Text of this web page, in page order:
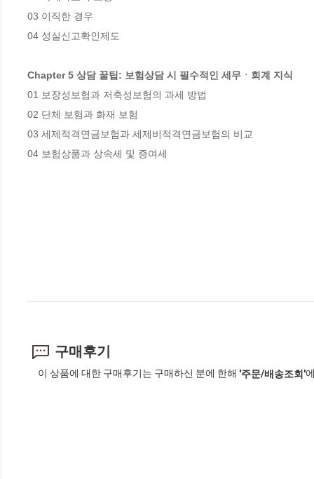
03 이직한 경우
04 성실신고확인제도
Chapter 5 상담 꿀팁: 보험상담 시 필수적인 세무ㆍ회계 지식
01 보장성보험과 저축성보험의 과세 방법
02 단체 보험과 화재 보험
03 세제적격연금보험과 세제비적격연금보험의 비교
04 보험상품과 상속세 및 증여세
구매후기
이 상품에 대한 구매후기는 구매하신 분에 한해 '주문/배송조회'